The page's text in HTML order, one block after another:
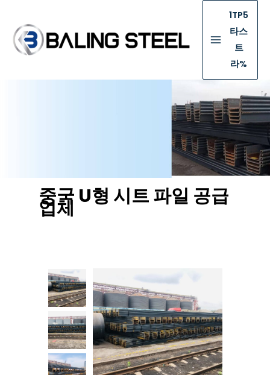
1TP5
타스
트
라%
중국 U형 시트 파일 공급
업체